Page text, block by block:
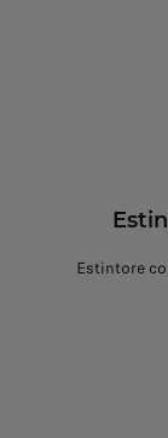
Estintore